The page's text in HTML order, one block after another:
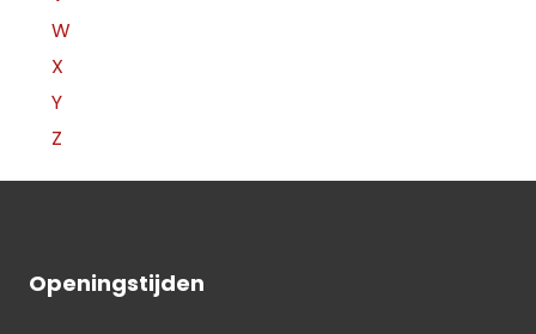
W
X
Y
Z
Openingstijden